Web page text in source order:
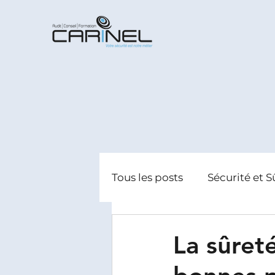
Tous les posts Sécurité et
La